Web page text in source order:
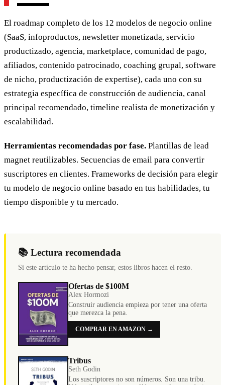
El roadmap completo de los 12 modelos de negocio online
(SaaS, infoproductos, newsletter monetizada, servicio
productizado, agencia, marketplace, comunidad de pago,
afiliados, contenido patrocinado, coaching grupal, software
de nicho, productización de expertise), cada uno con su
estrategia específica de construcción de audiencia, canal
principal recomendado, timeline realista de monetización y
escalabilidad.
Herramientas recomendadas por fase. Plantillas de lead
magnet reutilizables. Secuencias de email para convertir
suscriptores en clientes. Frameworks de decisión para elegir
tu modelo de negocio online basado en tus habilidades, tu
tiempo disponible y tu mercado.
📚 Lectura recomendada
Si este artículo te ha hecho pensar, estos libros hacen el resto.
Ofertas de $100M
Alex Hormozi
Construir audiencia empieza por tener una oferta
que merezca la pena.
COMPRAR EN AMAZON →
Tribus
Seth Godin
Los suscriptores no son números. Son una tribu.